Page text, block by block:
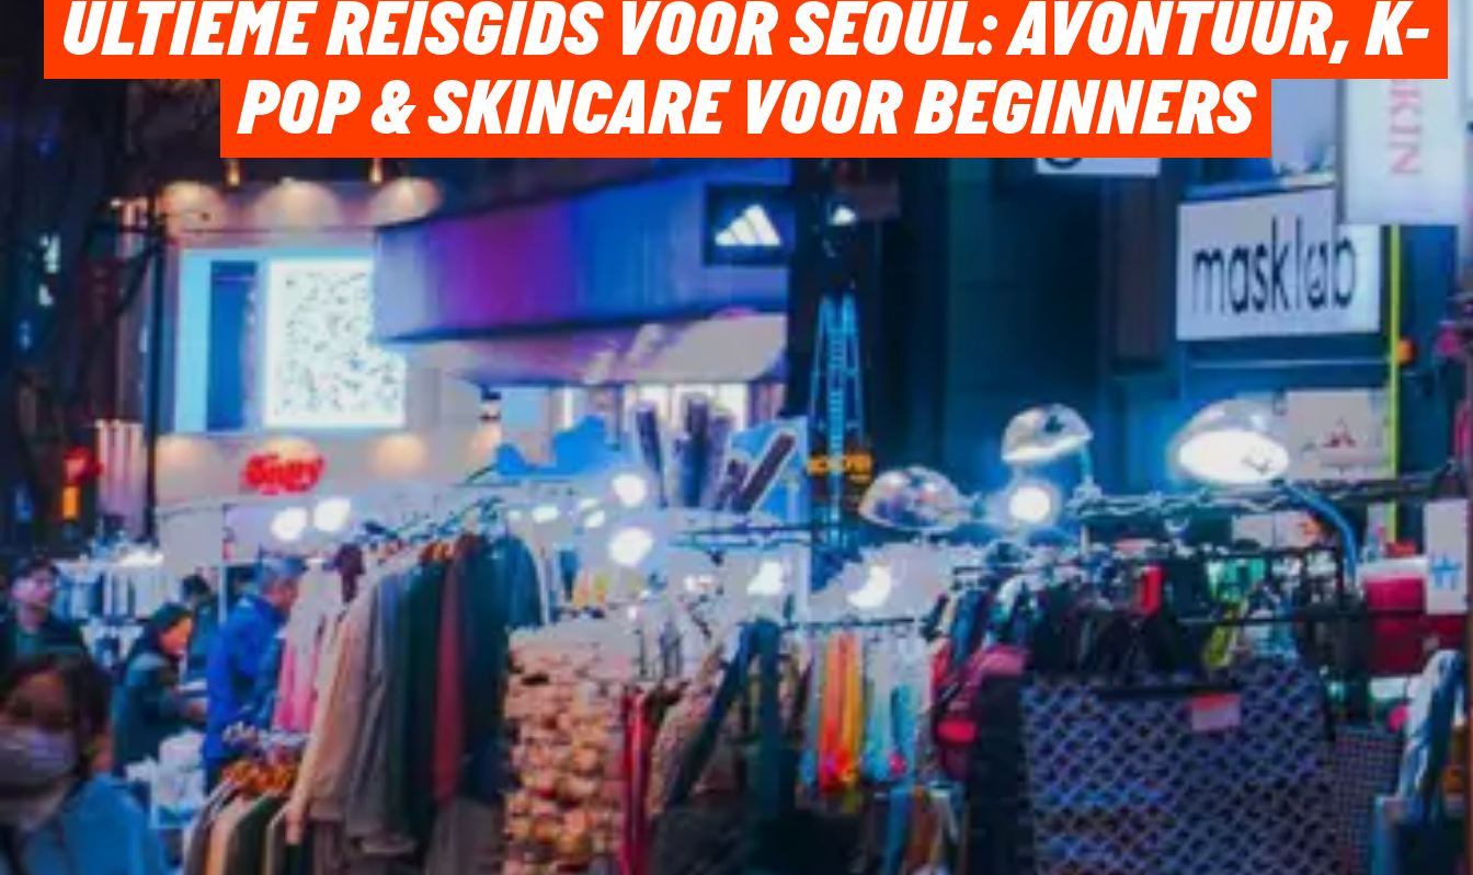
ULTIEME REISGIDS VOOR SEOUL: AVONTUUR, K-
POP & SKINCARE VOOR BEGINNERS